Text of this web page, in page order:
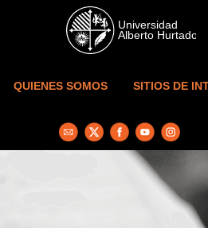
Skip to main content
QUIENES SOMOS SITIOS DE